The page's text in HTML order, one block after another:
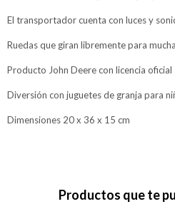
El transportador cuenta con luces y
Ruedas que giran libremente para
Producto John Deere con licencia oficial
Diversión con juguetes de granja para
Dimensiones 20 x 36 x 15 cm
Productos que te